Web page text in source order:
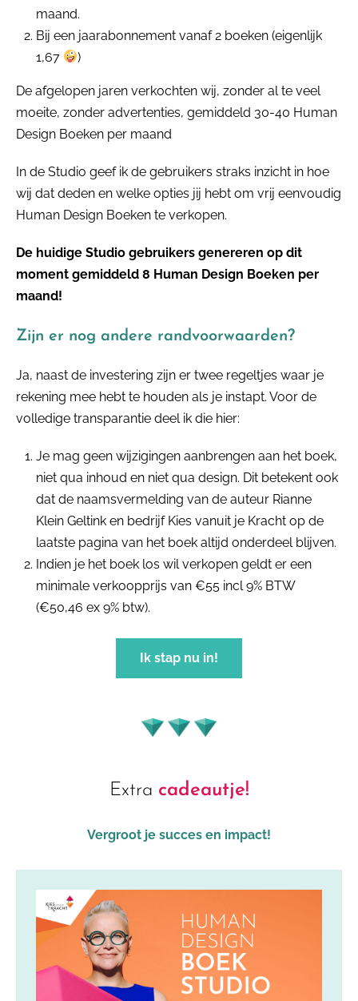
maand.
Bij een jaarabonnement vanaf 2 boeken (eigenlijk
1,67
)
De afgelopen jaren verkochten wij, zonder al te veel
moeite, zonder advertenties, gemiddeld 30-40 Human
Design Boeken per maand
In de Studio geef ik de gebruikers straks inzicht in hoe
wij dat deden en welke opties jij hebt om vrij eenvoudig
Human Design Boeken te verkopen.
De huidige Studio gebruikers genereren op dit
moment gemiddeld 8 Human Design Boeken per
maand!
Zijn er nog andere randvoorwaarden?
Ja, naast de investering zijn er twee regeltjes waar je
rekening mee hebt te houden als je instapt. Voor de
volledige transparantie deel ik die hier:
Je mag geen wijzigingen aanbrengen aan het boek,
niet qua inhoud en niet qua design. Dit betekent ook
dat de naamsvermelding van de auteur Rianne
Klein Geltink en bedrijf Kies vanuit je Kracht op de
laatste pagina van het boek altijd onderdeel blijven.
Indien je het boek los wil verkopen geldt er een
minimale verkoopprijs van €55 incl 9% BTW
(€50,46 ex 9% btw).
Ik stap nu in!
Extra cadeautje!
Vergroot je succes en impact!